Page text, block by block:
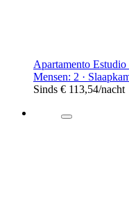
Apartamento
Mensen: 2 ·
Sinds € 113,54/nacht